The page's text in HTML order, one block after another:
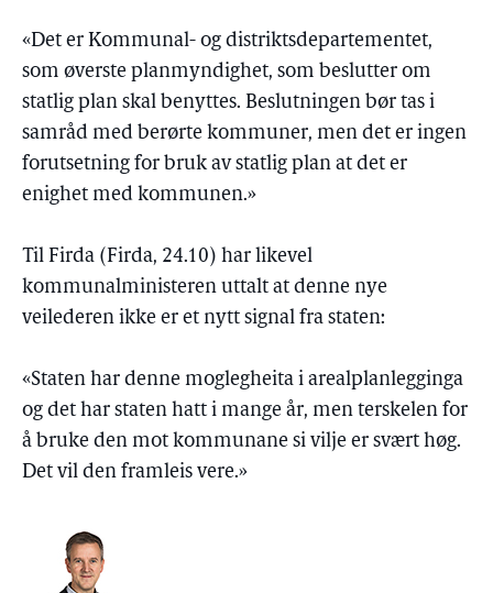
«Det er Kommunal- og distriktsdepartementet,
som øverste planmyndighet, som beslutter om
statlig plan skal benyttes. Beslutningen bør tas i
samråd med berørte kommuner, men det er ingen
forutsetning for bruk av statlig plan at det er
enighet med kommunen.»
Til Firda (Firda, 24.10) har likevel
kommunalministeren uttalt at denne nye
veilederen ikke er et nytt signal fra staten:
«Staten har denne moglegheita i arealplanlegginga
og det har staten hatt i mange år, men terskelen for
å bruke den mot kommunane si vilje er svært høg.
Det vil den framleis vere.»